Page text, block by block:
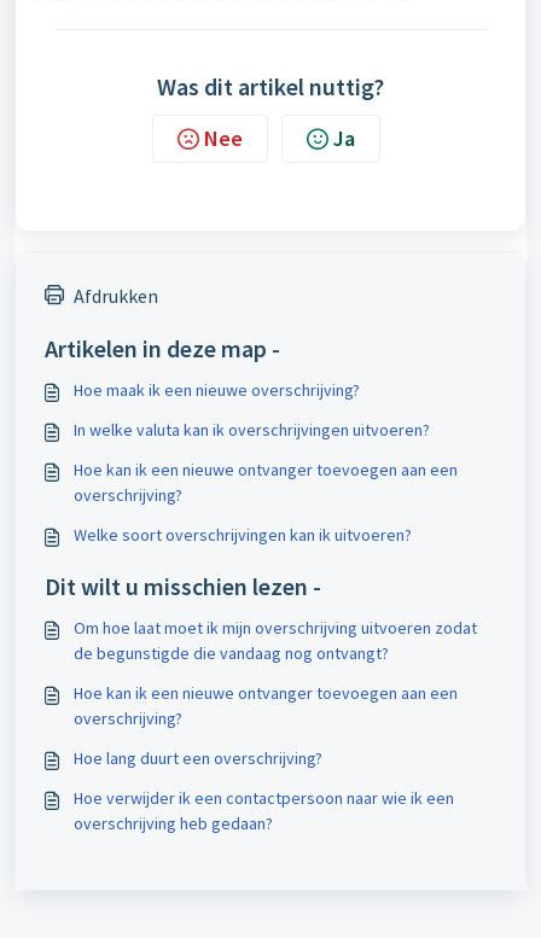
Was dit artikel nuttig?
Nee Ja
Afdrukken
Artikelen in deze map -
Hoe maak ik een nieuwe overschrijving?
In welke valuta kan ik overschrijvingen uitvoeren?
Hoe kan ik een nieuwe ontvanger toevoegen aan een
overschrijving?
Welke soort overschrijvingen kan ik uitvoeren?
Dit wilt u misschien lezen -
Om hoe laat moet ik mijn overschrijving uitvoeren zodat
de begunstigde die vandaag nog ontvangt?
Hoe kan ik een nieuwe ontvanger toevoegen aan een
overschrijving?
Hoe lang duurt een overschrijving?
Hoe verwijder ik een contactpersoon naar wie ik een
overschrijving heb gedaan?